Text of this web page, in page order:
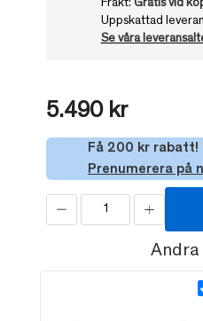
Frakt: Gratis vid
Uppskattad
Se våra
5.490 kr
Få 200 kr rabatt!
Prenumerera på